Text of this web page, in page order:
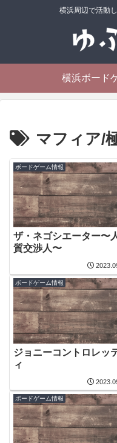
横浜周辺で活動
横浜ボード
マフィア/
ボードゲーム情報
ザ・ネゴシエーター〜
質交渉人〜
ボードゲーム情報
ジョニーコントロレッ
ィ
ボードゲーム情報